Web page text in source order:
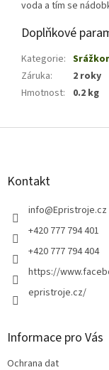
voda a tím se
Doplňkové
Kategorie:
Záruka:
2 roky
Hmotnost: 0.2 kg
Z
Kontakt
info@Epristroje.cz
+420 777 794 401
+420 777 794 404
https://
epristroje.cz/
Informace pro Vás
Ochrana dat